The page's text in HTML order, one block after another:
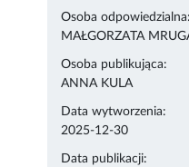
Osoba odpowiedzialna:
MAŁGORZATA
Osoba publikująca:
ANNA KULA
Data wytworzenia:
2025-12-30
Data publikacji: